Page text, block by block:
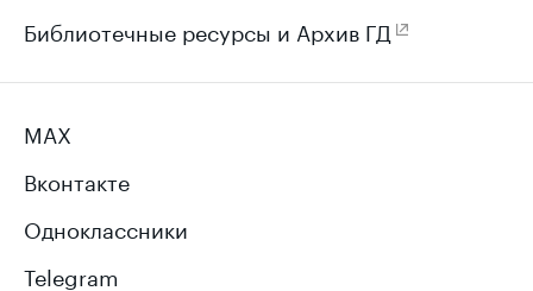
Библиотечные ресурсы и Архив ГД
MAX
Вконтакте
Одноклассники
Telegram